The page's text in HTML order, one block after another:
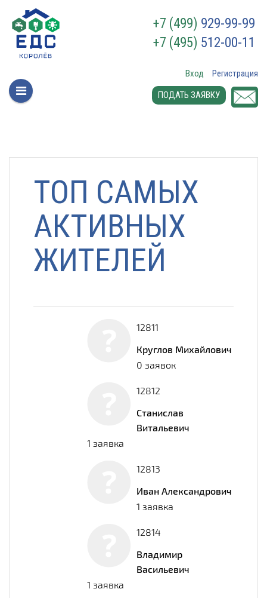
+7 (499) 929-99-99
+7 (495) 512-00-11
Вход
Регистрация
ПОДАТЬ ЗАЯВКУ
ТОП САМЫХ
АКТИВНЫХ
ЖИТЕЛЕЙ
12811
Круглов Михайлович
0 заявок
12812
Станислав
Витальевич
1 заявка
12813
Иван Александрович
1 заявка
12814
Владимир
Васильевич
1 заявка